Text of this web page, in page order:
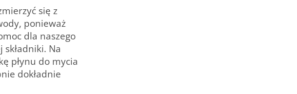
się z
ponieważ
dla naszego
Na
płynu do mycia
dokładnie